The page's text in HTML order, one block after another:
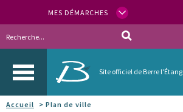
MES DÉMARCHES
Site officiel de Berre l'Étang
Accueil > Plan de ville